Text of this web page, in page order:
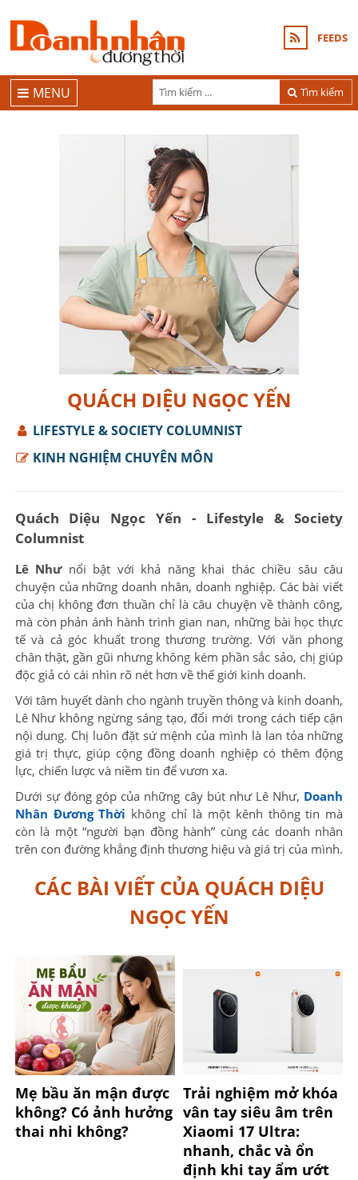
FEEDS
Tìm kiếm
MENU
QUÁCH DIỆU NGỌC YẾN
LIFESTYLE & SOCIETY COLUMNIST
KINH NGHIỆM CHUYÊN MÔN
Quách Diệu Ngọc Yến - Lifestyle & Society
Columnist
Lê Nhưnổi bật với khả năng khai thác chiều sâu câu
chuyện của những doanh nhân, doanh nghiệp. Các bài viết
của chị không đơn thuần chỉ là câu chuyện về thành công,
mà còn phản ánh hành trình gian nan, những bài học thực
tế và cả góc khuất trong thương trường. Với văn phong
chân thật, gần gũi nhưng không kém phần sắc sảo, chị giúp
độc giả có cái nhìn rõ nét hơn về thế giới kinh doanh.
Với tâm huyết dành cho ngành truyền thông và kinh doanh,
Lê Như không ngừng sáng tạo, đổi mới trong cách tiếp cận
nội dung. Chị luôn đặt sứ mệnh của mình là lan tỏa những
giá trị thực, giúp cộng đồng doanh nghiệp có thêm động
lực, chiến lược và niềm tin để vươn xa.
Dưới sự đóng góp của những cây bút như Lê Như, Doanh
Nhân Đương Thời không chỉ là một kênh thông tin mà
còn là một “người bạn đồng hành” cùng các doanh nhân
trên con đường khẳng định thương hiệu và giá trị của mình.
CÁC BÀI VIẾT CỦA QUÁCH DIỆU
NGỌC YẾN
Mẹ bầu ăn mận được
không? Có ảnh hưởng
thai nhi không?
Trải nghiệm mở khóa
vân tay siêu âm trên
Xiaomi 17 Ultra:
nhanh, chắc và ổn
định khi tay ẩm ướt